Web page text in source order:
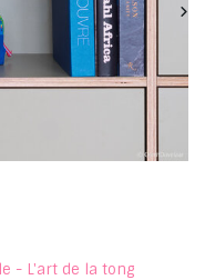
- L'art de la tong